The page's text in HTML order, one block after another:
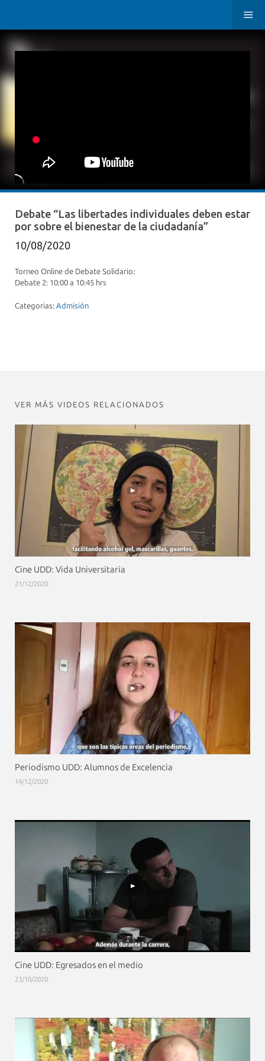
Debate “Las libertades individuales deben estar
por sobre el bienestar de la ciudadanía”
10/08/2020
Torneo Online de Debate Solidario:
Debate 2: 10:00 a 10:45 hrs
Categorias: Admisión
VER MÁS VIDEOS RELACIONADOS
Cine UDD: Vida Universitaria
21/12/2020
Periodismo UDD: Alumnos de Excelencia
14/12/2020
Cine UDD: Egresados en el medio
23/10/2020